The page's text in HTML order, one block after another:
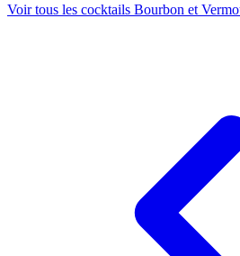
Voir tous les cocktails Bourbon et